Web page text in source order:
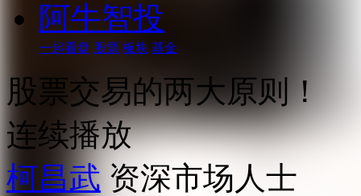
阿牛智投
一起看盘 股票 板块 基金
股票交易的两大原则！
连续播放
柯昌武 资深市场人士